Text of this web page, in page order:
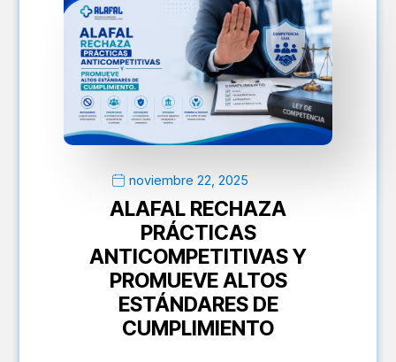
noviembre 22, 2025
ALAFAL RECHAZA
PRÁCTICAS
ANTICOMPETITIVAS Y
PROMUEVE ALTOS
ESTÁNDARES DE
CUMPLIMIENTO